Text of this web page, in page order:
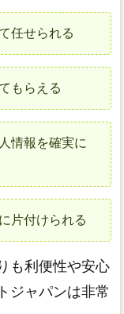
任せられる
もらえる
情報を確実に
片付けられる
も利便性や安心
ジャパンは非常